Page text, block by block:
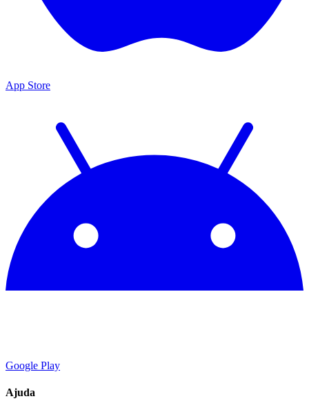
App Store
Google Play
Ajuda